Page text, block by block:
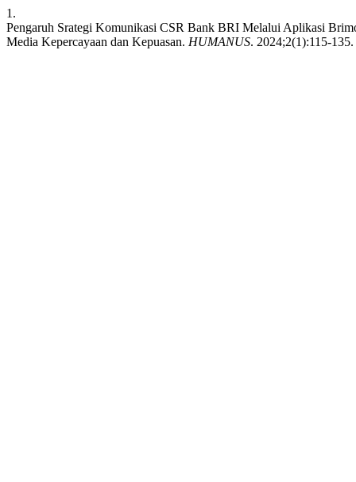
1.
Pengaruh Srategi Komunikasi CSR Bank BRI Melalui Aplikasi
Media Kepercayaan dan Kepuasan. HUMANUS. 2024;2(1):115-